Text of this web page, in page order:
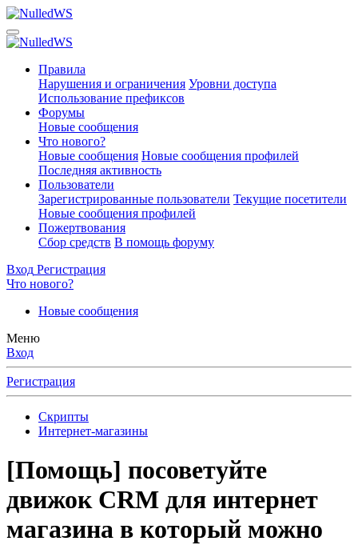
Правила
Нарушения и ограничения Уровни доступа
Использование префиксов
Форумы
Новые сообщения
Что нового?
Новые сообщения Новые сообщения профилей
Последняя активность
Пользователи
Зарегистрированные пользователи Текущие посетители
Новые сообщения профилей
Пожертвования
Сбор средств В помощь форуму
Вход Регистрация
Что нового?
Новые сообщения
Меню
Вход
Регистрация
Скрипты
Интернет-магазины
[Помощь] посоветуйте
движок CRM для интернет
магазина в который можно